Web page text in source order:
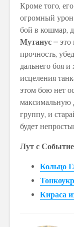
Кроме того, его
огромный
бой в кошмар,
Мутанус – это
прочность,
дальнего боя
исцеления
этом бою нет
максимальную
группу, и
будет
Лут с
Кольцо
Кираса